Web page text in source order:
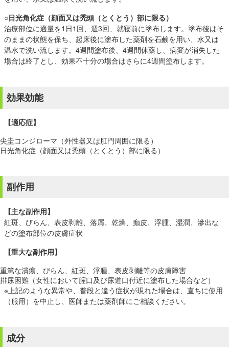
○日光角化症（顔面又は禿頭（とくとう）部に限る）
治療部位に適量を1日1回、週3回、就寝前に塗布します。塗布後はそ
のままの状態を保ち、起床後に塗布した薬剤を石鹸を用い、水又は
温水で洗い流します。4週間塗布後、4週間休薬し、病変が消失した
場合は終了とし、効果不十分の場合はさらに4週間塗布します。
効果効能
【適応症】
尖圭コンジローマ（外性器又は肛門周囲に限る）
日光角化症（顔面又は禿頭（とくとう）部に限る）
副作用
【主な副作用】
紅斑、びらん、表皮剥離、落屑、乾燥、痂皮、浮腫、湿潤、滲出な
どの塗布部位の皮膚症状
【重大な副作用】
重篤な潰瘍、びらん、紅斑、浮腫、表皮剥離等の皮膚障害
排尿困難（女性において腟口及び尿道口付近に塗布した場合など）
※上記のような異常や、普段と違う症状が現れた場合は、直ちに使用
（服用）を中止し、医師または薬剤師にご相談ください。
成分